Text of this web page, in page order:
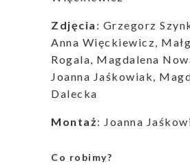
Zdjęcia : Grzegorz
Anna Więckiewicz,
Rogala, Magdalena
Joanna Jaśkowiak,
Dalecka
Montaż: Joanna
Co robimy?